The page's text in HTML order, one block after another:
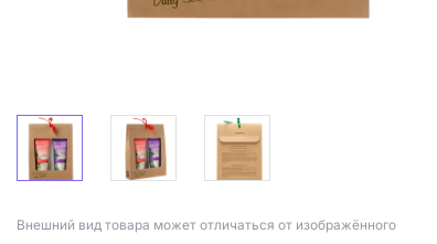
Bнешний вид товара может отличаться от изображённого